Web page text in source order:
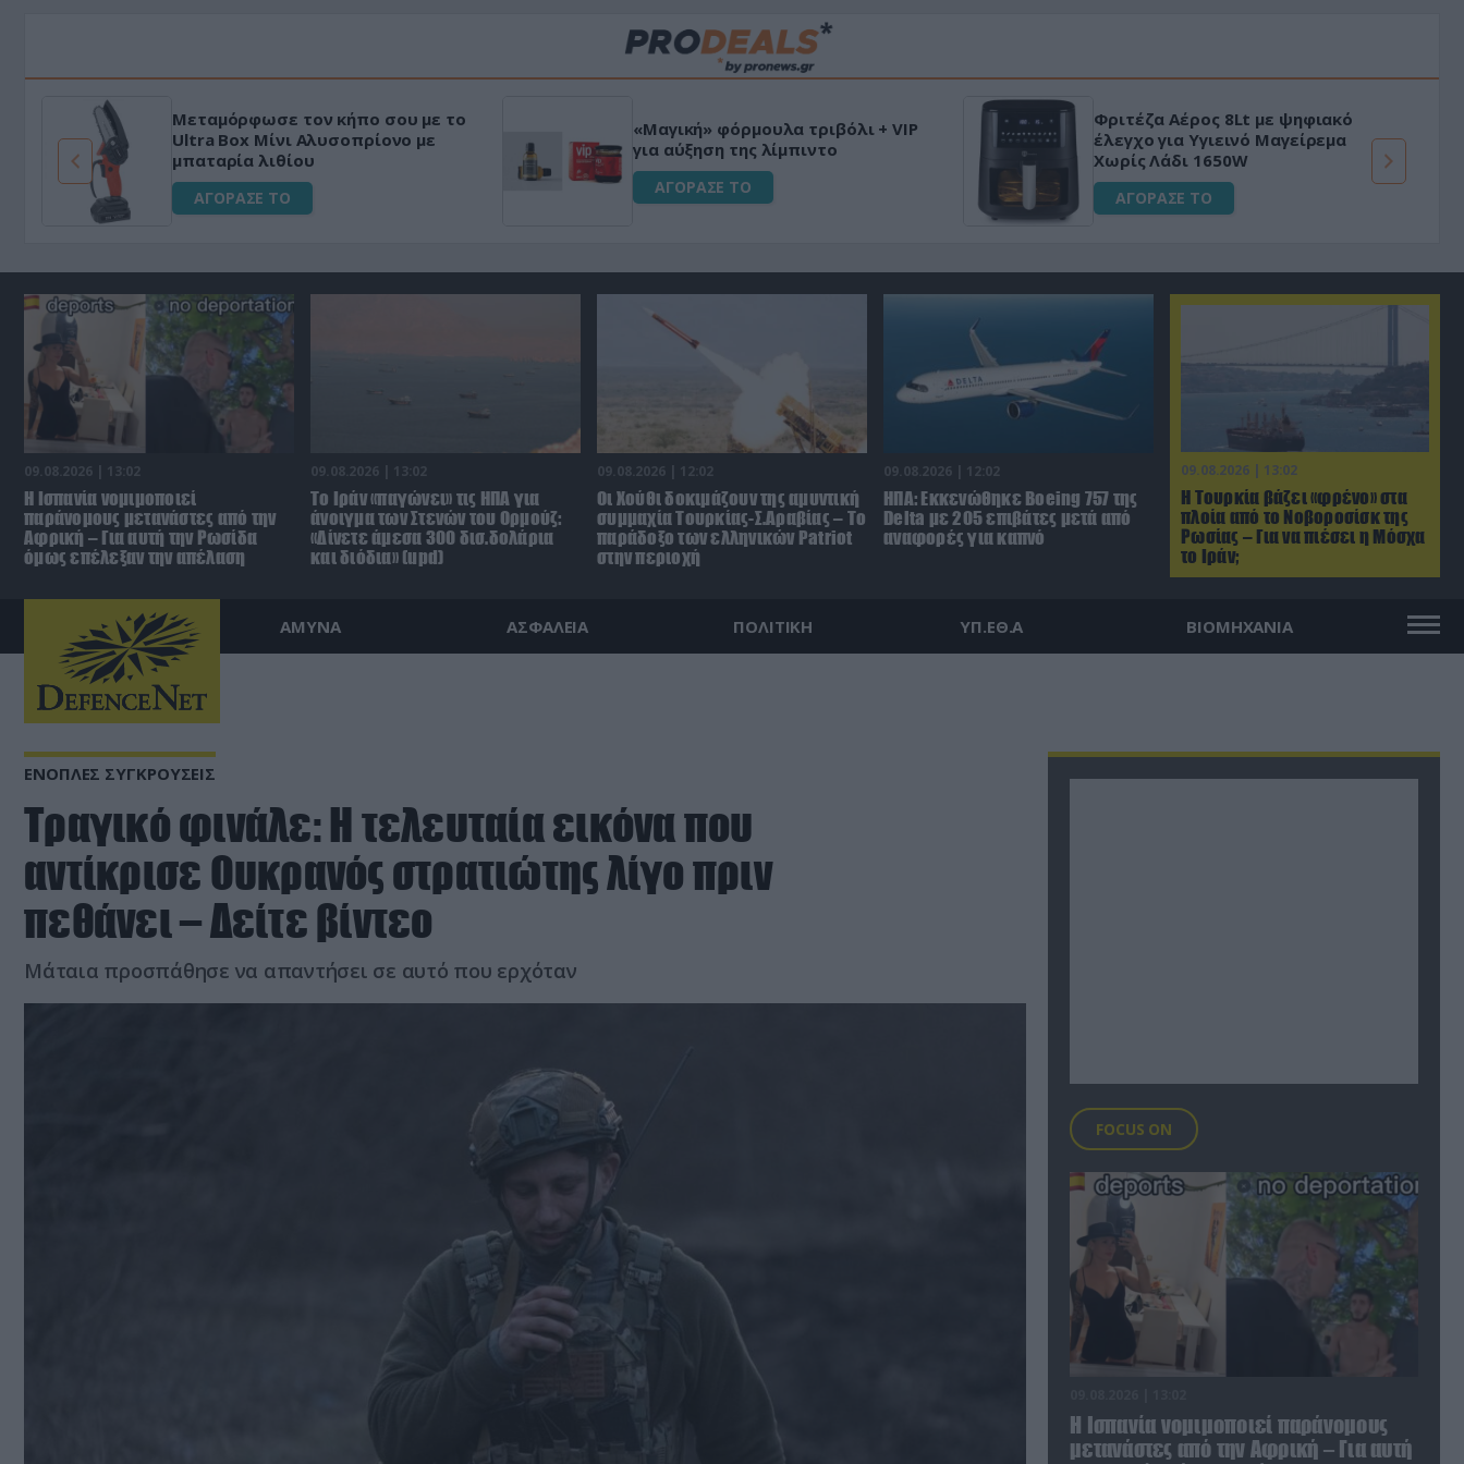
Μεταμόρφωσε τον κήπο σου με το
Ultra Box Μίνι Αλυσοπρίονο με
μπαταρία λιθίου
ΑΓΟΡΑΣΕ ΤΟ
«Μαγική» φόρμουλα τριβόλι + VIP
για αύξηση της λίμπιντο
ΑΓΟΡΑΣΕ ΤΟ
Φριτέζα Αέρος 8Lt με ψηφιακό
έλεγχο για Υγιεινό Μαγείρεμα
Χωρίς Λάδι 1650W
ΑΓΟΡΑΣΕ ΤΟ
09.08.2026 | 13:02
Η Τουρκία βάζει «φρένο» στα
πλοία από το Νοβοροσίσκ της
Ρωσίας – Για να πιέσει η Μόσχα
το Ιράν;
09.08.2026 | 13:02
Η Ισπανία νομιμοποιεί
παράνομους μετανάστες από την
Αφρική – Για αυτή την Ρωσίδα
όμως επέλεξαν την απέλαση
09.08.2026 | 13:02
Το Ιράν «παγώνει» τις ΗΠΑ για
άνοιγμα των Στενών του Ορμούζ:
«Δίνετε άμεσα 300 δισ.δολάρια
και διόδια» (upd)
09.08.2026 | 12:02
Οι Χούθι δοκιμάζουν της αμυντική
συμμαχία Τουρκίας-Σ.Αραβίας – Το
παράδοξο των ελληνικών Patriot
στην περιοχή
09.08.2026 | 12:02
ΗΠΑ: Εκκενώθηκε Boeing 757 της
Delta με 205 επιβάτες μετά από
αναφορές για καπνό
ΑΜΥΝΑ ΑΣΦΑΛΕΙΑ ΠΟΛΙΤΙΚΗ ΥΠ.ΕΘ.Α ΒΙΟΜΗΧΑΝΙΑ
ΕΝΟΠΛΕΣ ΣΥΓΚΡΟΥΣΕΙΣ
Τραγικό φινάλε: Η τελευταία εικόνα που
αντίκρισε Ουκρανός στρατιώτης λίγο πριν
πεθάνει – Δείτε βίντεο
Μάταια προσπάθησε να απαντήσει σε αυτό που ερχόταν
FOCUS ON
Η Ισπανία νομιμοποιεί παράνομους
μετανάστες από την Αφρική – Για αυτή